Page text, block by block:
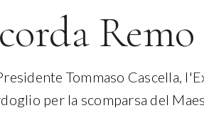
Tommaso Cascella,
per la scomparsa del